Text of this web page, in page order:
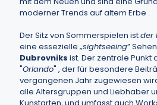
moderner Trends auf altem Erbe .
Der Sitz von Sommerspielen istder
eine essezielle „sightseeing”
Dubrovniks ist. Der zentrale Punkt
"Orlando" , der für besondere
vergangenen Jahr zugewiesen
alle Altersgruppen und Liebhaber